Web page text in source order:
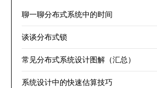
聊一聊分布式系统中的时间
谈谈分布式锁
常见分布式系统设计图解（汇总）
系统设计中的快速估算技巧